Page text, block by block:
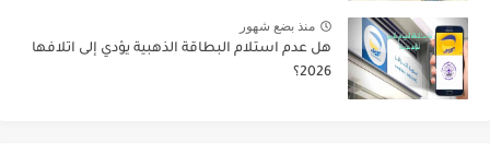
منذ بضع شهور
هل عدم استلام البطاقة الذهبية يؤدي إلى اتلافها
2026؟